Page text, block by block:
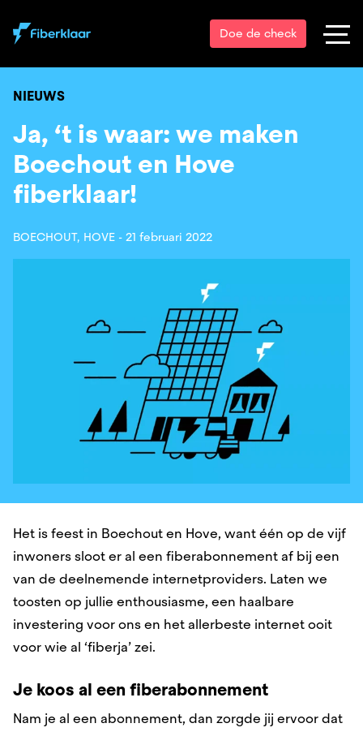
Doe de check
NIEUWS
Ja, ‘t is waar: we maken
Boechout en Hove
fiberklaar!
BOECHOUT, HOVE - 21 februari 2022
Het is feest in Boechout en Hove, want één op de vijf
inwoners sloot er al een fiberabonnement af bij een
van de deelnemende internetproviders. Laten we
toosten op jullie enthousiasme, een haalbare
investering voor ons en het allerbeste internet ooit
voor wie al ‘fiberja’ zei.
Je koos al een fiberabonnement
Nam je al een abonnement, dan zorgde jij ervoor dat